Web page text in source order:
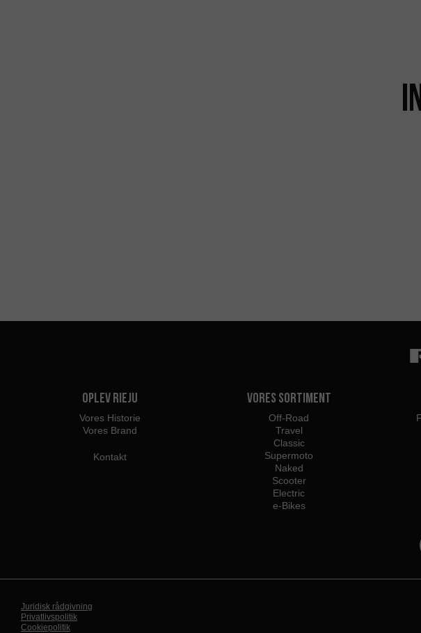
Oplev Rieju
Vores Historie
Vores Brand
Kontakt
Vores sortiment
Off-Road
Travel
Classic
Supermoto
Naked
Scooter
Electric
e-Bikes
Juridisk rådgivning
Privatlivspolitik
Cookiepolitik